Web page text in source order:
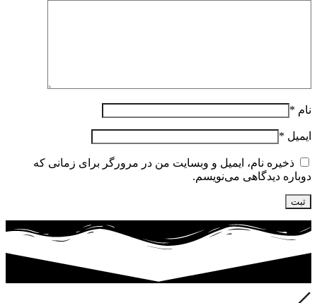
نام *
ایمیل *
ذخیره نام، ایمیل و وبسایت من در مرورگر برای زمانی که
دوباره دیدگاهی می‌نویسم.